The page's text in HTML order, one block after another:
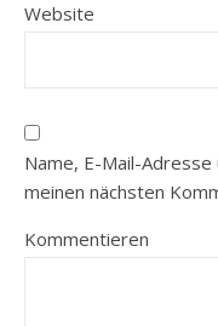
Website
Name, E-Mail-
meinen nächsten
Kommentieren